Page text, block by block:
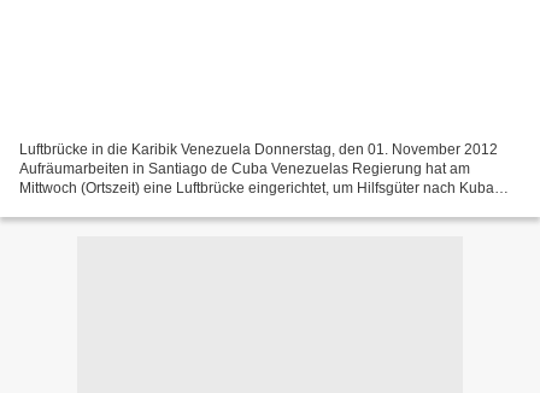
Luftbrücke in die Karibik Venezuela Donnerstag, den 01. November 2012
Aufräumarbeiten in Santiago de Cuba Venezuelas Regierung hat am
Mittwoch (Ortszeit) eine Luftbrücke eingerichtet, um Hilfsgüter nach Kuba